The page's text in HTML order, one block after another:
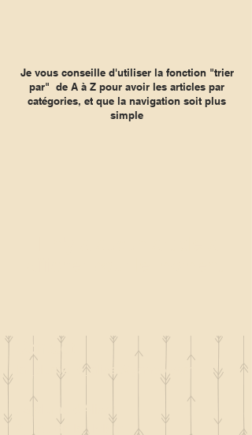
Je vous conseille d'utiliser la fonction "trier
par" de A à Z pour avoir les articles par
catégories, et que la navigation soit plus
simple
Contact
la_plume_d_alice@yahoo.com
La plume d'Alice
2, lieu dit la rivière